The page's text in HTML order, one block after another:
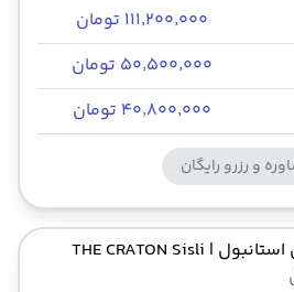
۱۱۱٬۲۰۰٬۰۰۰ تومان
۵۰٬۵۰۰٬۰۰۰ تومان
۴۰٬۸۰۰٬۰۰۰ تومان
و رزرو رایگان
| THE CRATON Sisli